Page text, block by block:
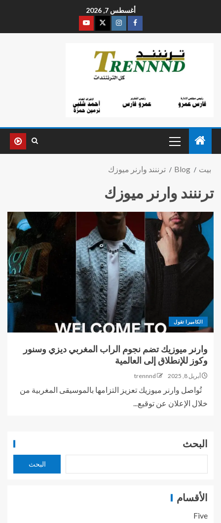
أغسطس 7, 2026
بيت Blog ترننند وارنر ميوزك
ترننند وارنر ميوزك
الكاميرا تقول
وارنر ميوزيك تضم نجوم الراب المغربي ديزي وسنور
وكوز للإنطلاق إلى العالمية
أبريل 8, 2025 trennnd
تُواصل وارنر ميوزيك تعزيز التزامها بالموسيقى المغربية من
خلال الإعلان عن توقيع...
البحث
البحث
الأقسام
Five